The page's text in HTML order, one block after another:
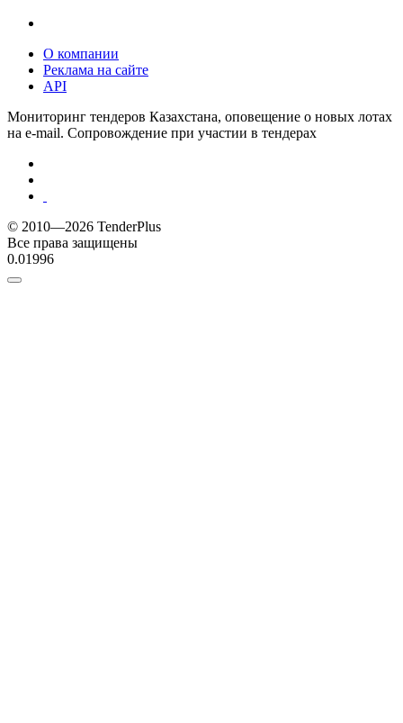
О компании
Реклама на сайте
API
Мониторинг тендеров Казахстана, оповещение о новых лотах
на e-mail. Сопровождение при участии в тендерах
© 2010—2026 TenderPlus
Все права защищены
0.01996